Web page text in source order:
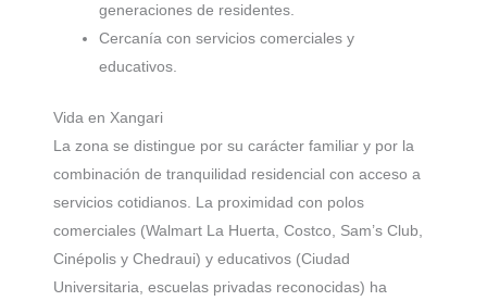
generaciones de residentes.
Cercanía con servicios comerciales y
educativos.
Vida en Xangari
La zona se distingue por su carácter familiar y por la
combinación de tranquilidad residencial con acceso a
servicios cotidianos. La proximidad con polos
comerciales (Walmart La Huerta, Costco, Sam’s Club,
Cinépolis y Chedraui) y educativos (Ciudad
Universitaria, escuelas privadas reconocidas) ha